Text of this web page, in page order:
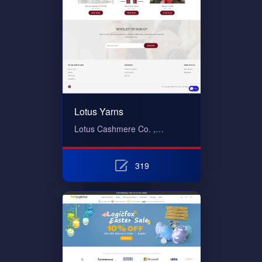
Lotus Yarns
Lotus Cashmere Co. ,…
319